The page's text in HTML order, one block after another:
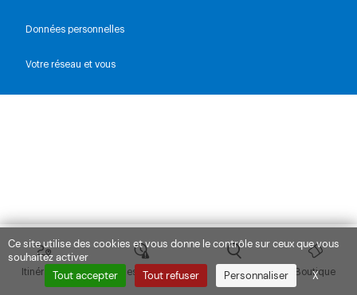
Ce site utilise des cookies et vous donne le contrôle sur ceux que vous
souhaitez activer
Tout accepter
Tout refuser Personnaliser X
Itinéraires Lignes & Trafic Explorer Boutique
Données personnelles
Votre réseau et vous